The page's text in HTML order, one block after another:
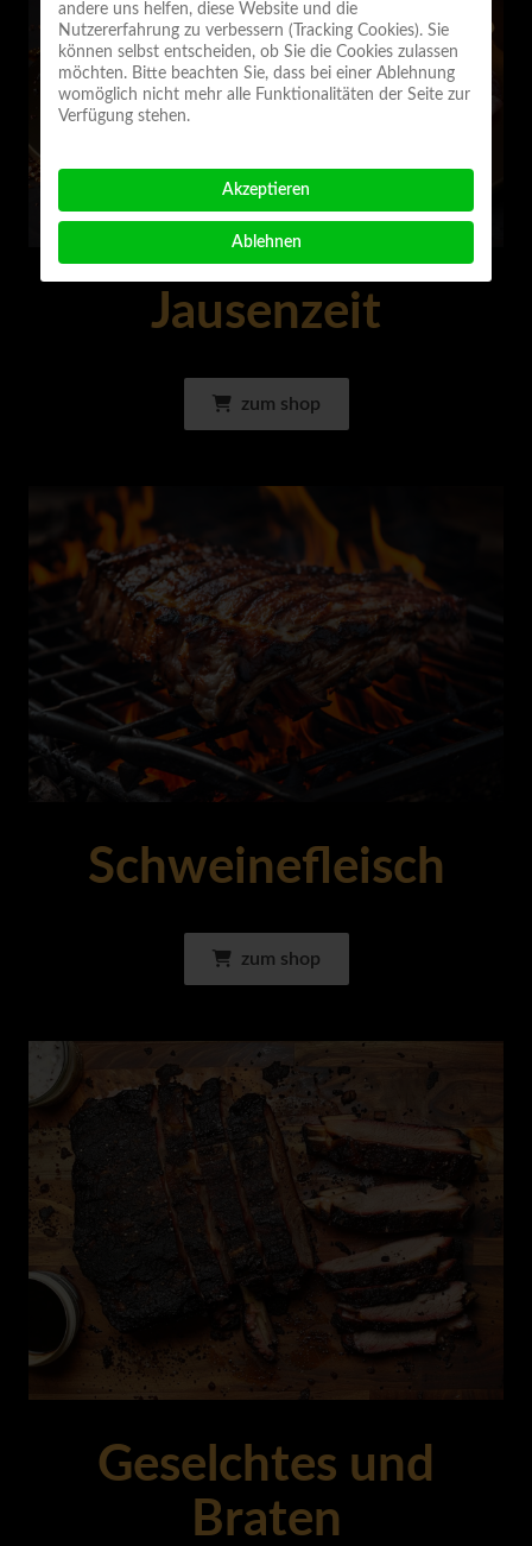
Jausenzeit
zum shop
Schweinefleisch
zum shop
Geselchtes und
Braten
andere uns helfen, diese Website und die
Nutzererfahrung zu verbessern (Tracking Cookies). Sie
können selbst entscheiden, ob Sie die Cookies zulassen
möchten. Bitte beachten Sie, dass bei einer Ablehnung
womöglich nicht mehr alle Funktionalitäten der Seite zur
Verfügung stehen.
Akzeptieren
Ablehnen